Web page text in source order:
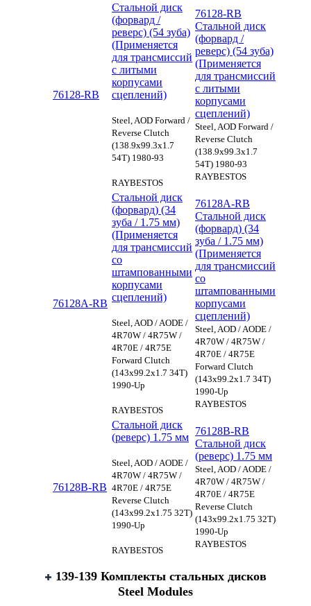
76128-RB
Стальной диск
(форвард /
реверс) (54 зуба)
(Применяется
для трансмиссий
с литыми
корпусами
сцеплений)
Steel, AOD Forward /
Reverse Clutch
(138.9x99.3x1.7
54T) 1980-93
RAYBESTOS
76128-RB
Стальной диск
(форвард /
реверс) (54 зуба)
(Применяется
для трансмиссий
с литыми
корпусами
сцеплений)
Steel, AOD Forward /
Reverse Clutch
(138.9x99.3x1.7
54T) 1980-93
RAYBESTOS
76128A-RB
Стальной диск
(форвард) (34
зуба / 1.75 мм)
(Применяется
для трансмиссий
со
штампованными
корпусами
сцеплений)
Steel, AOD / AODE /
4R70W / 4R75W /
4R70E / 4R75E
Forward Clutch
(143x99.2x1.7 34T)
1990-Up
RAYBESTOS
76128A-RB
Стальной диск
(форвард) (34
зуба / 1.75 мм)
(Применяется
для трансмиссий
со
штампованными
корпусами
сцеплений)
Steel, AOD / AODE /
4R70W / 4R75W /
4R70E / 4R75E
Forward Clutch
(143x99.2x1.7 34T)
1990-Up
RAYBESTOS
76128B-RB
Стальной диск
(реверс) 1.75 мм
Steel, AOD / AODE /
4R70W / 4R75W /
4R70E / 4R75E
Reverse Clutch
(143x99.2x1.75 32T)
1990-Up
RAYBESTOS
76128B-RB
Стальной диск
(реверс) 1.75 мм
Steel, AOD / AODE /
4R70W / 4R75W /
4R70E / 4R75E
Reverse Clutch
(143x99.2x1.75 32T)
1990-Up
RAYBESTOS
139-139 Комплекты стальных дисков
Steel Modules